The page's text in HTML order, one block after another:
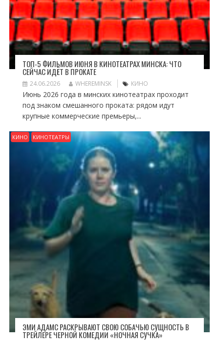
ТОП-5 ФИЛЬМОВ ИЮНЯ В КИНОТЕАТРАХ МИНСКА: ЧТО
СЕЙЧАС ИДЁТ В ПРОКАТЕ
24.06.2026 WHEREMINSK КИНО
Июнь 2026 года в минских кинотеатрах проходит
под знаком смешанного проката: рядом идут
крупные коммерческие премьеры,...
КИНО КИНОТЕАТРЫ
ЭМИ АДАМС РАСКРЫВАЮТ СВОЮ СОБАЧЬЮ СУЩНОСТЬ В
ТРЕЙЛЕРЕ ЧЕРНОЙ КОМЕДИИ «НОЧНАЯ СУЧКА»